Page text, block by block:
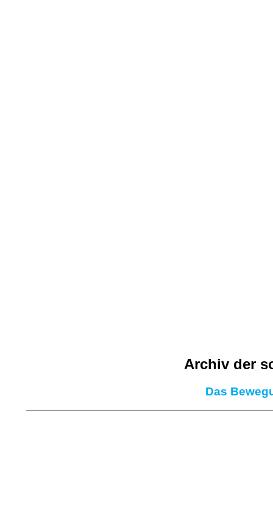
Archiv der
Das